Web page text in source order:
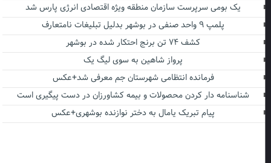
یک بومی سرپرست سازمان منطقه ویژه اقتصادی انرژی پارس شد
پلمپ ۹ واحد صنفی در بوشهر بدلیل تبلیغات نامتعارف
کشف ۷۴ تن برنج احتکار شده در بوشهر
پرواز شاهین به سوی لیگ یک
فرمانده انتظامی شهرستان جم معرفی شد+عکس
شناسنامه دار کردن محصولات و بیمه کشاورزان در دست پیگیری است
پیام تبریک یامال به دختر نوازنده بوشهری+عکس